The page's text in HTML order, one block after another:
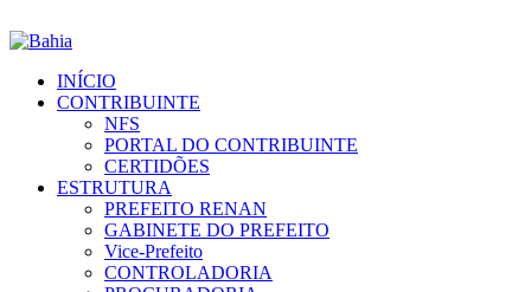
INÍCIO
CONTRIBUINTE
NFS
PORTAL DO CONTRIBUINTE
CERTIDÕES
ESTRUTURA
PREFEITO RENAN
GABINETE DO PREFEITO
Vice-Prefeito
CONTROLADORIA